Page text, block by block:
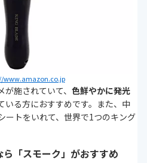
www.amazon.co.jp
施されていて、 色鮮やかに発光
いる方におすすめです。また、中
ートをいれて、世界で1つのキング
「スモーク」がおすすめ